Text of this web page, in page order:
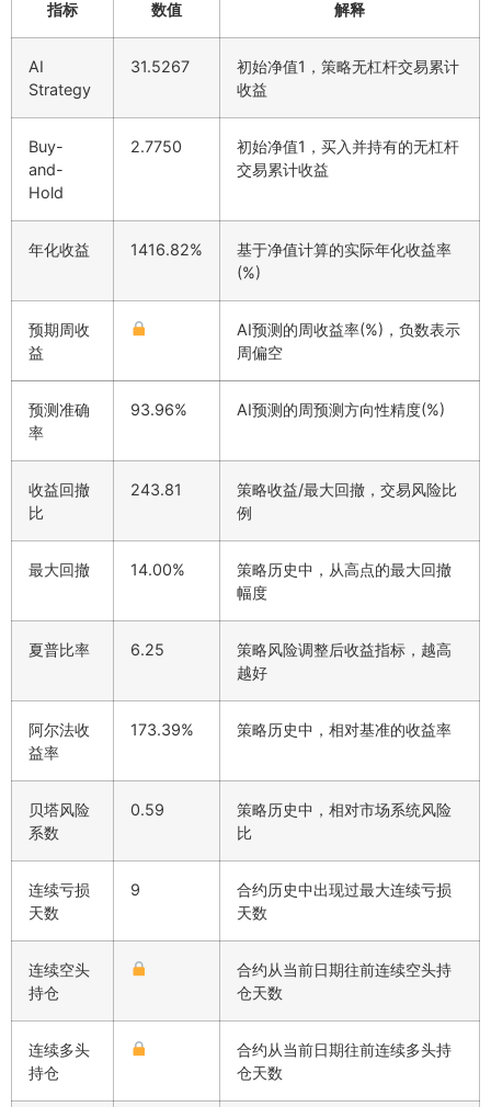
指标 数值 解释
AI
Strategy
31.5267
初始净值1，策略无杠杆交易累计
收益
Buy-
and-
Hold
2.7750
初始净值1，买入并持有的无杠杆
交易累计收益
年化收益 1416.82%
基于净值计算的实际年化收益率
(%)
预期周收
益
AI预测的周收益率(%)，负数表示
周偏空
预测准确
率
93.96% AI预测的周预测方向性精度(%)
收益回撤
比
243.81
策略收益/最大回撤，交易风险比
例
最大回撤 14.00%
策略历史中，从高点的最大回撤
幅度
夏普比率 6.25
策略风险调整后收益指标，越高
越好
阿尔法收
益率
173.39% 策略历史中，相对基准的收益率
贝塔风险
系数
0.59
策略历史中，相对市场系统风险
比
连续亏损
天数
9
合约历史中出现过最大连续亏损
天数
连续空头
持仓
合约从当前日期往前连续空头持
仓天数
连续多头
持仓
合约从当前日期往前连续多头持
仓天数